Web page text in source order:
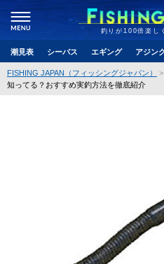
釣りが100倍楽し
潮見表 シーバス エギング アジン
FISHING JAPAN（フィッシングジャパン）
知ってる？おすすめ実釣方法を徹底紹介